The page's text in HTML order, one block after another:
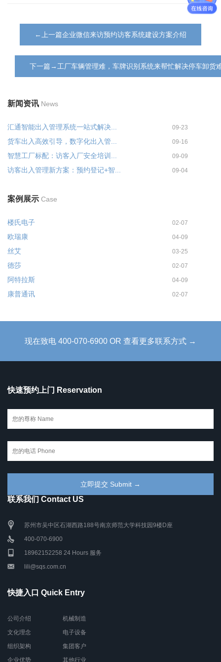
←上一篇企业微信来访预约访客系统建设方案介绍
下一篇→工厂车辆管理难，车牌识别系统来帮忙解决停车卸货
新闻资讯 News
汇通智能出入管理系统一站式解决... 09-23
货车出入高效引导，数字化出入管... 09-16
智慧工厂标配：访客入厂安全培训... 09-09
访客出入管理新方案：预约登记+智... 09-04
案例展示 Case
楼氏电子 02-07
欧瑞康 04-09
丝艾 03-25
德莎 02-07
阿特拉斯 04-09
康普通讯 02-07
现在致电 400-070-6900 OR 查看更多联系方式 →
快速预约上门 Reservation
联系我们 Contact US
苏州市吴中区石湖西路188号南京师范大学科技园9楼D座
400-070-6900
18962152258 24 Hours 服务
lili@sqs.com.cn
快捷入口 Quick Entry
公司介绍
文化理念
组织架构
企业优势
机械制造
电子设备
集团客户
其他行业